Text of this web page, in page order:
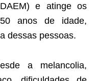
e atinge os
anos de idade,
dessas pessoas.
a melancolia,